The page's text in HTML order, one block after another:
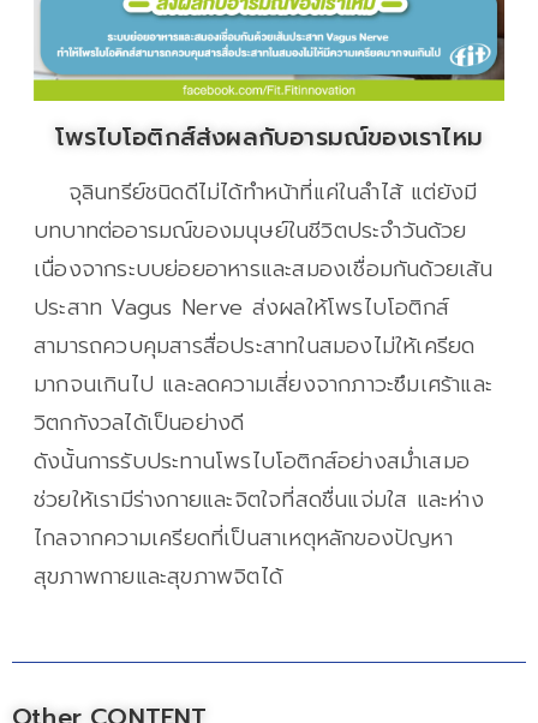
โพรไบโอติกส์ส่งผลกับอารมณ์ของเราไหม
จุลินทรีย์ชนิดดีไม่ได้ทำหน้าที่แค่ในลำไส้ แต่ยังมี
บทบาทต่ออารมณ์ของมนุษย์ในชีวิตประจำวันด้วย
เนื่องจากระบบย่อยอาหารและสมองเชื่อมกันด้วยเส้น
ประสาท Vagus Nerve ส่งผลให้โพรไบโอติกส์
สามารถควบคุมสารสื่อประสาทในสมองไม่ให้เครียด
มากจนเกินไป และลดความเสี่ยงจากภาวะซึมเศร้าและ
วิตกกังวลได้เป็นอย่างดี
ดังนั้นการรับประทานโพรไบโอติกส์อย่างสม่ำเสมอ
ช่วยให้เรามีร่างกายและจิตใจที่สดชื่นแจ่มใส และห่าง
ไกลจากความเครียดที่เป็นสาเหตุหลักของปัญหา
สุขภาพกายและสุขภาพจิตได้